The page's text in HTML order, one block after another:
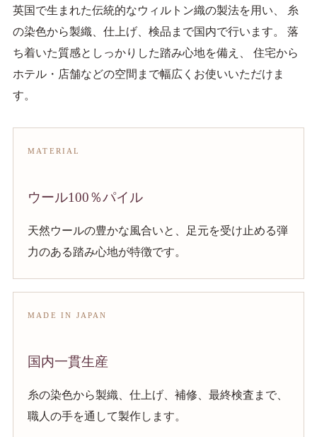
英国で生まれた伝統的なウィルトン織の製法を用い、 糸
の染色から製織、仕上げ、検品まで国内で行います。 落
ち着いた質感としっかりした踏み心地を備え、 住宅から
ホテル・店舗などの空間まで幅広くお使いいただけま
す。
MATERIAL
ウール100％パイル
天然ウールの豊かな風合いと、足元を受け止める弾
力のある踏み心地が特徴です。
MADE IN JAPAN
国内一貫生産
糸の染色から製織、仕上げ、補修、最終検査まで、
職人の手を通して製作します。